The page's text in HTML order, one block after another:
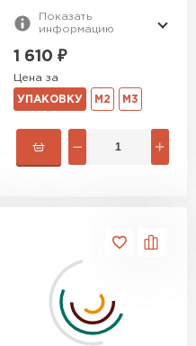
Показать
информацию
1 610 ₽
Цена за
УПАКОВКУ М2 М3